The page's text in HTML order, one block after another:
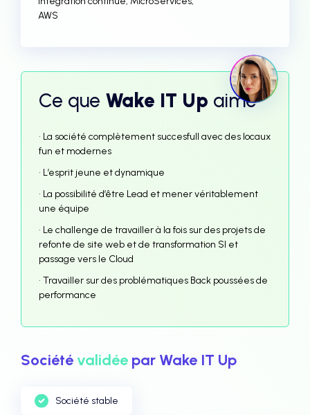
AWS
Ce que Wake IT Up aime
• La société complètement succesfull avec des locaux
fun et modernes
• L’esprit jeune et dynamique
• La possibilité d’être Lead et mener véritablement
une équipe
• Le challenge de travailler à la fois sur des projets de
refonte de site web et de transformation SI et
passage vers le Cloud
• Travailler sur des problématiques Back poussées de
performance
Sociétévalidée par Wake IT Up
Société stable